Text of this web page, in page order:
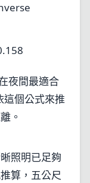
夜間最適合
個公式來推
。
照明已足夠
算，五公尺